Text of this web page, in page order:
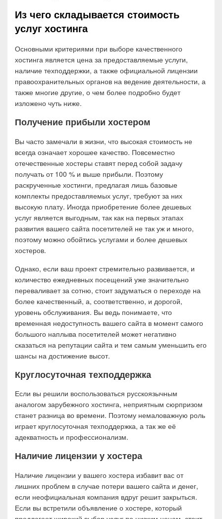
Из чего складывается стоимость
услуг хостинга
Основными критериями при выборе качественного
хостинга является цена за предоставляемые услуги,
наличие техподдержки, а также официальной лицензии
правоохранительных органов на ведение деятельности, а
также многие другие, о чем более подробно будет
изложено чуть ниже.
Получение прибыли хостером
Вы часто замечали в жизни, что высокая стоимость не
всегда означает хорошее качество. Повсеместно
отечественные хостеры ставят перед собой задачу
получать от 100 % и выше прибыли. Поэтому
раскрученные хостинги, предлагая лишь базовые
комплекты предоставляемых услуг, требуют за них
высокую плату. Иногда приобретение более дешевых
услуг является выгодным, так как на первых этапах
развития вашего сайта посетителей не так уж и много,
поэтому можно обойтись услугами и более дешевых
хостеров.
Однако, если ваш проект стремительно развивается, и
количество ежедневных посещений уже значительно
переваливает за сотню, стоит задуматься о переходе на
более качественный, а, соответственно, и дорогой,
уровень обслуживания. Вы ведь понимаете, что
временная недоступность вашего сайта в момент самого
большого наплыва посетителей может негативно
сказаться на репутации сайта и тем самым уменьшить его
шансы на достижение высот.
Круглосуточная техподдержка
Если вы решили воспользоваться русскоязычным
аналогом зарубежного хостинга, неприятным сюрпризом
станет разница во времени. Поэтому немаловажную роль
играет круглосуточная техподдержка, а так же её
адекватность и профессионализм.
Наличие лицензии у хостера
Наличие лицензии у вашего хостера избавит вас от
лишних проблем в случае потери вашего сайта и денег,
если неофициальная компания вдруг решит закрыться.
Если вы встретили объявление о хостере, который